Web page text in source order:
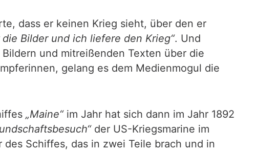
dass er keinen Krieg sieht, über den er
Bilder und ich liefere den Krieg“. Und
und mitreißenden Texten über die
gelang es dem Medienmogul die
„Maine“im Jahr hat sich dann im Jahr 1892
der US-Kriegsmarine im
Schiffes, das in zwei Teile brach und in